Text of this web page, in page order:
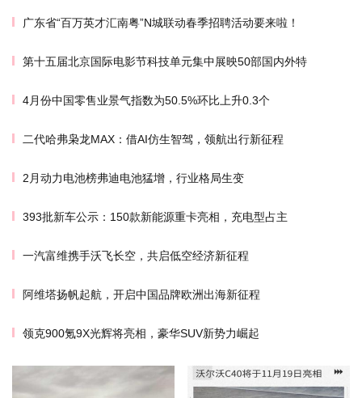
广东省“百万英才汇南粤”N城联动春季招聘活动要来啦！
第十五届北京国际电影节科技单元集中展映50部国内外特
4月份中国零售业景气指数为50.5%环比上升0.3个
二代哈弗枭龙MAX：借AI仿生智驾，领航出行新征程
2月动力电池榜弗迪电池猛增，行业格局生变
393批新车公示：150款新能源重卡亮相，充电型占主
一汽富维携手沃飞长空，共启低空经济新征程
阿维塔扬帆起航，开启中国品牌欧洲出海新征程
领克900氪9X光辉将亮相，豪华SUV新势力崛起